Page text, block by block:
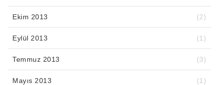
Ekim 2013 (2)
Eylül 2013 (1)
Temmuz 2013 (3)
Mayıs 2013 (1)